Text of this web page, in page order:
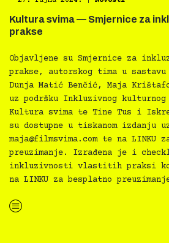
Kultura svima — Smjernice za
prakse
Objavljene su Smjernice za
prakse, autorskog tima u sastavu
Dunja Matić Benčić, Maja
uz podršku Inkluzivnog
Kultura svima te Tine Tus i Iskre
su dostupne u tiskanom izdanju
maja@filmsvima.comte na LINKU
preuzimanje. Izrađena je i
inkluzivnosti vlastitih praksi
na LINKU za besplatno
“Kultura svima — Smjernice za inkluzivne kulturne prakse”